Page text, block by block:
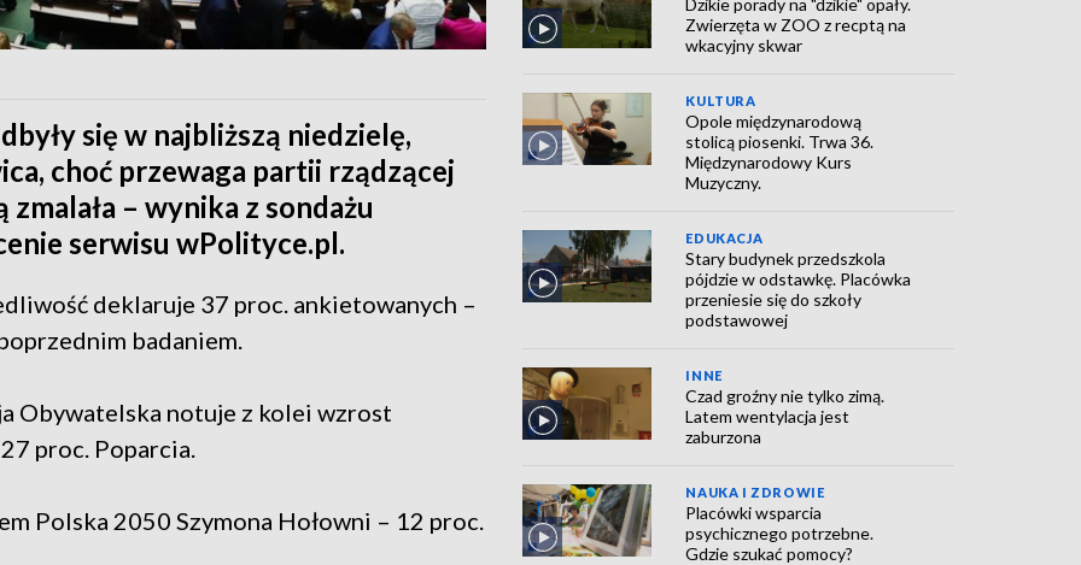
się w najbliższą niedzielę,
choć przewaga partii rządzącej
– wynika z sondażu
serwisu wPolityce.pl.
deklaruje 37 proc. ankietowanych –
badaniem.
Obywatelska notuje z kolei wzrost
proc. Poparcia.
Polska 2050 Szymona Hołowni – 12 proc.
Zwierzęta w ZOO z recptą na
wkacyjny skwar
KULTURA
Opole międzynarodową
stolicą piosenki. Trwa 36.
Międzynarodowy Kurs
Muzyczny.
EDUKACJA
Stary budynek przedszkola
pójdzie w odstawkę. Placówka
przeniesie się do szkoły
podstawowej
INNE
Czad groźny nie tylko zimą.
Latem wentylacja jest
zaburzona
NAUKA I ZDROWIE
Placówki wsparcia
psychicznego potrzebne.
Gdzie szukać pomocy?